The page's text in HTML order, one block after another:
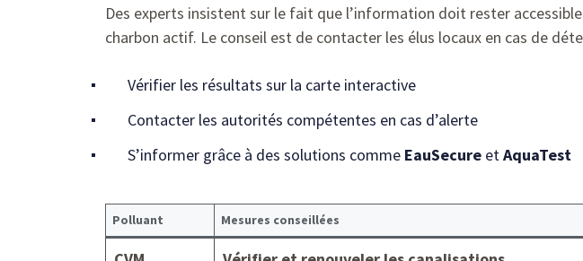
Des experts insistent sur le fait que l’information doit rester
charbon actif. Le conseil est de contacter les élus locaux en cas de
Vérifier les résultats sur la carte interactive
Contacter les autorités compétentes en cas d’alerte
S’informer grâce à des solutions comme EauSecure etAquaTest
Polluant Mesures conseillées